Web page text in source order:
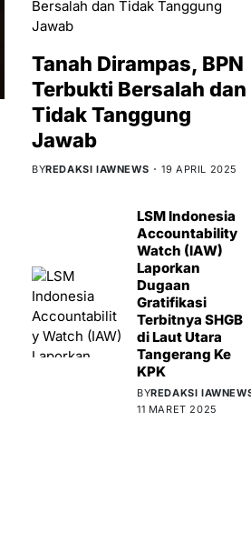
Tanah Dirampas, BPN
Terbukti Bersalah dan
Tidak Tanggung
Jawab
BYREDAKSI IAWNEWS 19 APRIL 2025
LSM Indonesia
Accountability
Watch (IAW)
Laporkan
Dugaan
Gratifikasi
Terbitnya SHGB
di Laut Utara
Tangerang Ke
KPK
BYREDAKSI
11 MARET 2025